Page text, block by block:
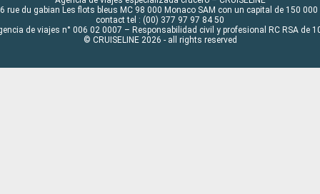
rue du gabian Les flots bleus MC 98 000 Monaco SAM con un capital de 150 000
contact tel : (00) 377 97 97 84 50
de viajes n° 006 02 0007 – Responsabilidad civil y profesional RC RSA de
© CRUISELINE 2026 - all rights reserved